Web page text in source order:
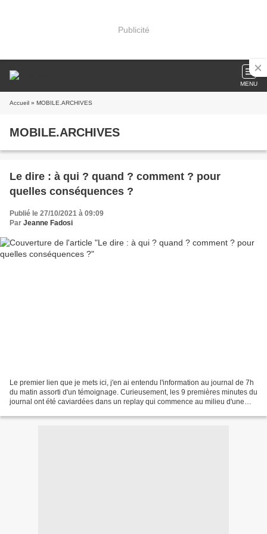
Publicité
MENU
Accueil » MOBILE.ARCHIVES
MOBILE.ARCHIVES
Le dire : à qui ? quand ? comment ? pour
quelles conséquences ?
Publié le 27/10/2021 à 09:09
Par Jeanne Fadosi
Le premier lien que je mets ici, j'en ai entendu l'information au journal de 7h
du matin assorti d'un témoignage. Curieusement, les 9 premières minutes du
journal ont été caviardées dans un replay qui commence au milieu d'une